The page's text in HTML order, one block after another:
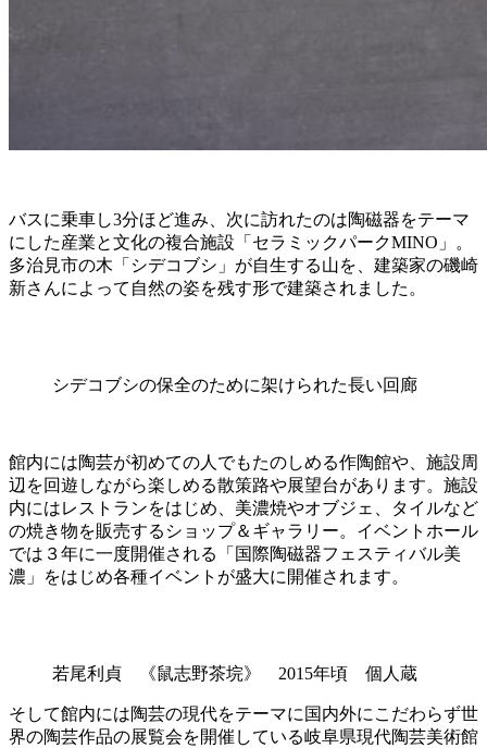
バスに乗車し3分ほど進み、次に訪れたのは陶磁器をテーマ
にした産業と文化の複合施設「セラミックパークMINO」。
多治見市の木「シデコブシ」が自生する山を、建築家の磯崎
新さんによって自然の姿を残す形で建築されました。
シデコブシの保全のために架けられた長い回廊
館内には陶芸が初めての人でもたのしめる作陶館や、施設周
辺を回遊しながら楽しめる散策路や展望台があります。施設
内にはレストランをはじめ、美濃焼やオブジェ、タイルなど
の焼き物を販売するショップ＆ギャラリー。イベントホール
では３年に一度開催される「国際陶磁器フェスティバル美
濃」をはじめ各種イベントが盛大に開催されます。
若尾利貞 《鼠志野茶垸》 2015年頃 個人蔵
そして館内には陶芸の現代をテーマに国内外にこだわらず世
界の陶芸作品の展覧会を開催している岐阜県現代陶芸美術館